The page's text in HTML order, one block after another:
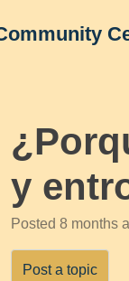
y
Posted 8 months
Post a topic